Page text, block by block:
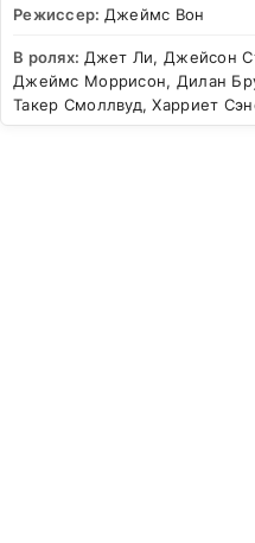
Режиссер: Джеймс Вон
В ролях: Джет Ли, Джейсон
Джеймс Моррисон, Дилан
Такер Смоллвуд, Харриет